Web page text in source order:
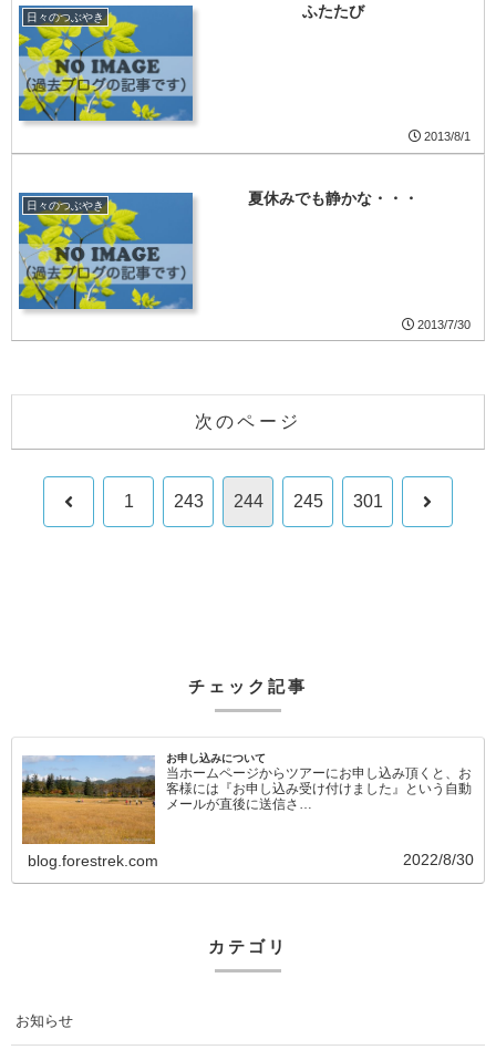
日々のつぶやき ふたたび
2013/8/1
日々のつぶやき 夏休みでも静かな・・・
2013/7/30
次のページ
前 1 243 244 245 301 次
チェック記事
お申し込みについて
当ホームページからツアーにお申し込み頂くと、お
客様には『お申し込み受け付けました』という自動
メールが直後に送信さ…
blog.forestrek.com 2022/8/30
カテゴリ
お知らせ